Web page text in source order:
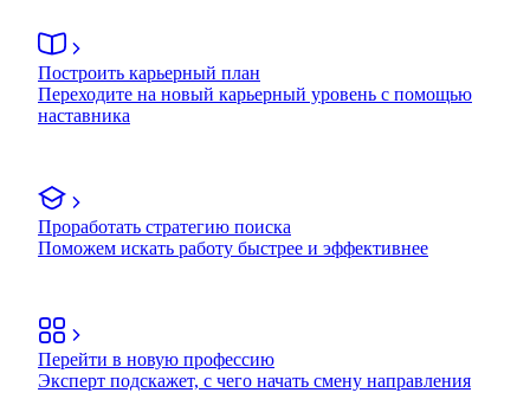
Построить карьерный план
Переходите на новый карьерный уровень с помощью
наставника
Проработать стратегию поиска
Поможем искать работу быстрее и эффективнее
Перейти в новую профессию
Эксперт подскажет, с чего начать смену направления